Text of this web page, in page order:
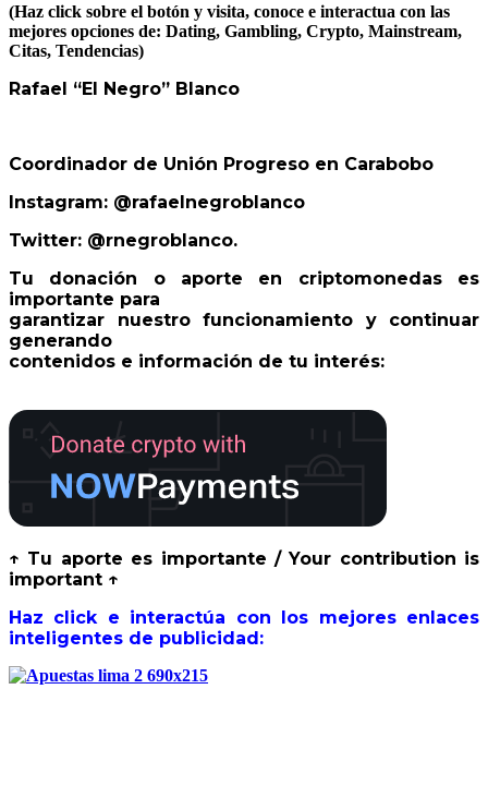
(Haz click sobre el botón y visita, conoce e interactua con las
mejores opciones de: Dating, Gambling, Crypto, Mainstream,
Citas, Tendencias)
Rafael “El Negro” Blanco
Coordinador de Unión Progreso en Carabobo
Instagram: @rafaelnegroblanco
Twitter: @rnegroblanco.
Tu donación o aporte en criptomonedas es
importante para
garantizar nuestro funcionamiento y continuar
generando
contenidos e información de tu interés:
↑ Tu aporte es importante / Your contribution is
important ↑
Haz click e interactúa con los mejores enlaces
inteligentes de publicidad: